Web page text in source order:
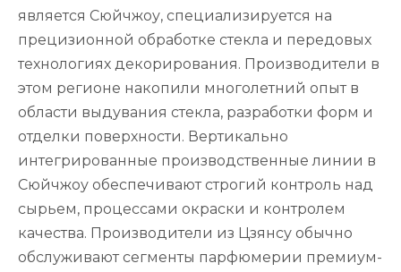
является Сюйчжоу, специализируется на
прецизионной обработке стекла и передовых
технологиях декорирования. Производители в
этом регионе накопили многолетний опыт в
области выдувания стекла, разработки форм и
отделки поверхности. Вертикально
интегрированные производственные линии в
Сюйчжоу обеспечивают строгий контроль над
сырьем, процессами окраски и контролем
качества. Производители из Цзянсу обычно
обслуживают сегменты парфюмерии премиум-